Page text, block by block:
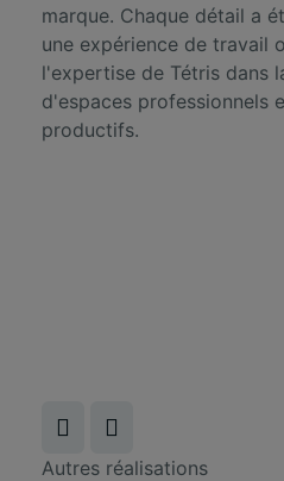
marque. Chaque détail a
une expérience de travail
l'expertise de Tétris dans
d'espaces professionnels
productifs.
Autres réalisations